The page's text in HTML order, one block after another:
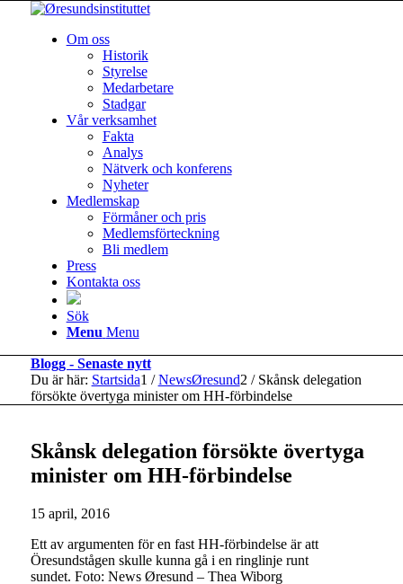
Om oss
Historik
Styrelse
Medarbetare
Stadgar
Vår verksamhet
Fakta
Analys
Nätverk och konferens
Nyheter
Medlemskap
Förmåner och pris
Medlemsförteckning
Bli medlem
Press
Kontakta oss
Sök
Menu Menu
Blogg - Senaste nytt
Du är här: Startsida1 / NewsØresund2 / Skånsk delegation
försökte övertyga minister om HH-förbindelse
Skånsk delegation försökte övertyga
minister om HH-förbindelse
15 april, 2016
Ett av argumenten för en fast HH-förbindelse är att
Öresundstågen skulle kunna gå i en ringlinje runt
sundet. Foto: News Øresund – Thea Wiborg